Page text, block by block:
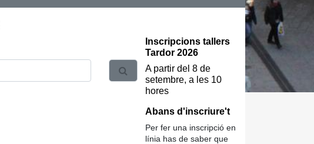
Inscripcions tallers
Tardor 2026
A partir del 8 de
setembre, a les 10
hores
Abans d'inscriure't
Per fer una inscripció en
línia has de saber que